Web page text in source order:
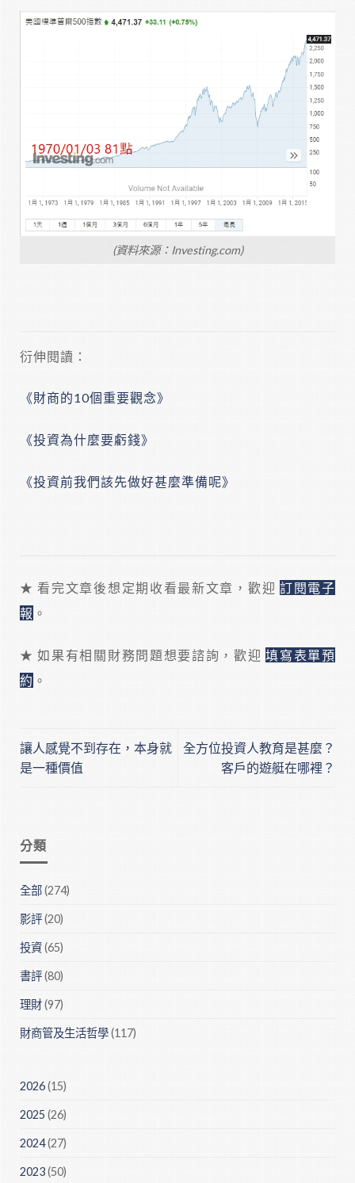
(資料來源：Investing.com)
衍伸閱讀：
《財商的10個重要觀念》
《投資為什麼要虧錢》
《投資前我們該先做好甚麼準備呢》
★ 看完文章後想定期收看最新文章，歡迎 訂閱電子
報 。
★ 如果有相關財務問題想要諮詢，歡迎填寫表單預
約 。
讓人感覺不到存在，本身就
是一種價值
全方位投資人教育是甚麼？
客戶的遊艇在哪裡？
分類
全部(274)
影評(20)
投資(65)
書評(80)
理財(97)
財商管及生活哲學(117)
2026(15)
2025 (26)
2024(27)
2023(50)